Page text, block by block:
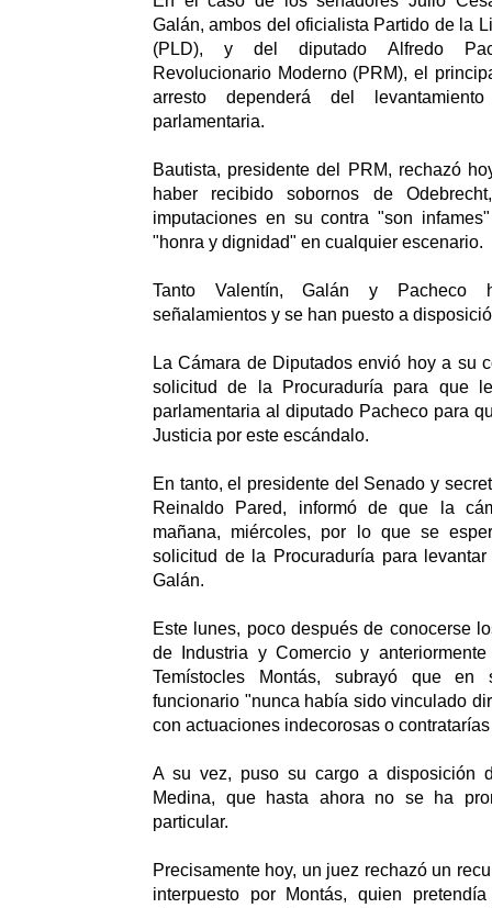
Galán, ambos del oficialista Partido de la
(PLD), y del diputado Alfredo
Revolucionario Moderno (PRM), el
arresto dependerá del
parlamentaria.
Bautista, presidente del PRM, rechazó
haber recibido sobornos de
imputaciones en su contra "son
"honra y dignidad" en cualquier escenario.
Tanto Valentín, Galán y Pacheco
señalamientos y se han puesto a
La Cámara de Diputados envió hoy a su
solicitud de la Procuraduría para que
parlamentaria al diputado Pacheco para
Justicia por este escándalo.
En tanto, el presidente del Senado y
Reinaldo Pared, informó de que la
mañana, miércoles, por lo que se
solicitud de la Procuraduría para
Galán.
Este lunes, poco después de conocerse
de Industria y Comercio y
Temístocles Montás, subrayó que
funcionario "nunca había sido vinculado
con actuaciones indecorosas o
A su vez, puso su cargo a disposición
Medina, que hasta ahora no se ha
particular.
Precisamente hoy, un juez rechazó un
interpuesto por Montás, quien